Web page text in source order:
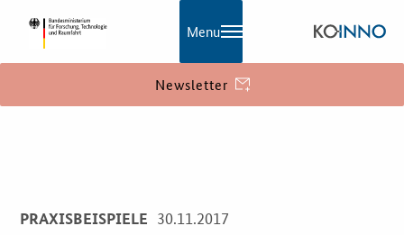
Praxisbeispiele
Menu
Newsletter
PRAXISBEISPIELE 30.11.2017